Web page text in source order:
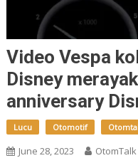
Video Vespa
Disney
anniversary
Lucu Otomotif
June 28, 2023 OtomTalk